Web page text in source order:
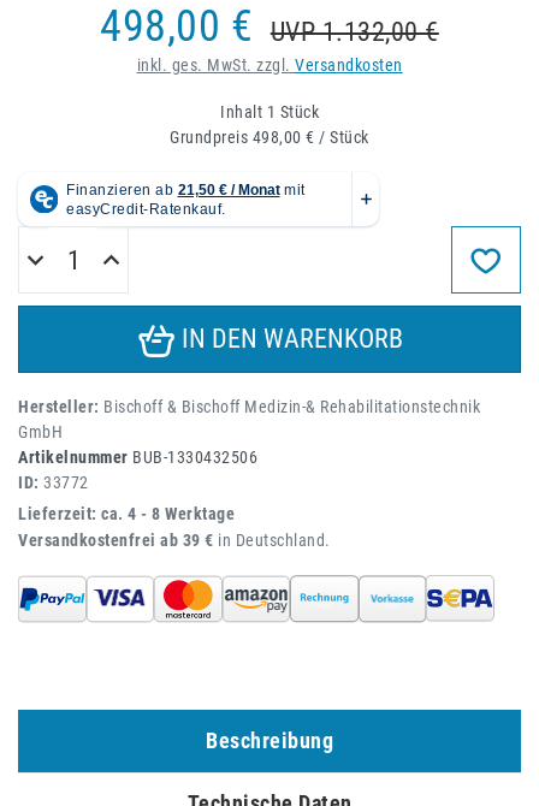
498,00 € UVP 1.132,00 €
inkl. ges. MwSt. zzgl. Versandkosten
Inhalt 1 Stück
Grundpreis 498,00 € / Stück
IN DEN WARENKORB
Hersteller: Bischoff & Bischoff Medizin-& Rehabilitationstechnik
GmbH
Artikelnummer BUB-1330432506
ID: 33772
Lieferzeit: ca. 4 - 8 Werktage
Versandkostenfrei ab 39 € in Deutschland.
Beschreibung